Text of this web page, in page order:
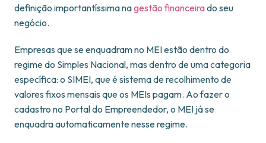
definição importantíssima nagestão financeirado seu
negócio.
Empresas que se enquadram no MEI estão dentro do
regime do Simples Nacional, mas dentro de uma categoria
específica: o SIMEI, que é sistema de recolhimento de
valores fixos mensais que os MEIs pagam. Ao fazer o
cadastro no Portal do Empreendedor, o MEI já se
enquadra automaticamente nesse regime.